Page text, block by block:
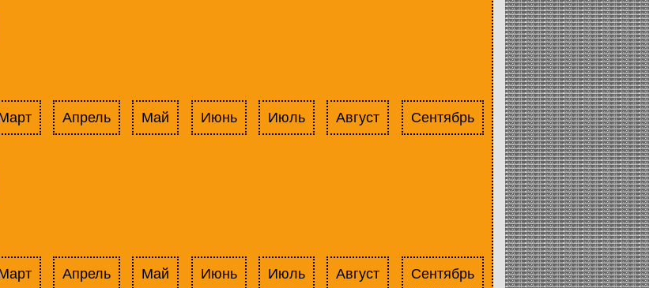
Апрель Май Июнь Июль Август Сентябрь
Апрель Май Июнь Июль Август Сентябрь